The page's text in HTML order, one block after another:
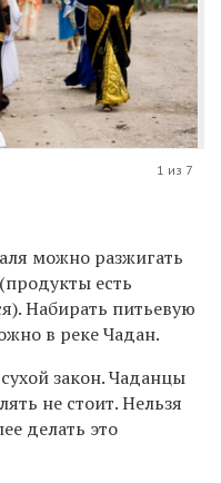
1 из 7
можно разжигать
есть
Набирать питьевую
в реке Чадан.
закон. Чаданцы
не стоит. Нельзя
делать это